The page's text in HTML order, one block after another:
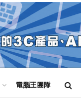
電腦王團隊